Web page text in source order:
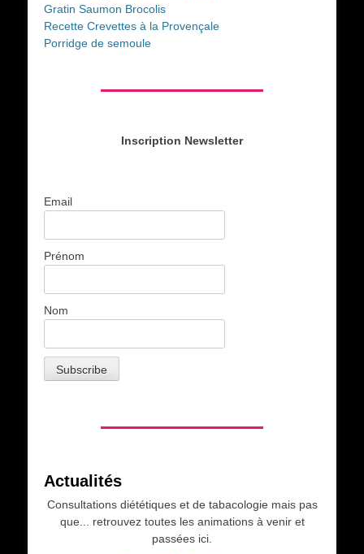
Gratin Saumon Brocolis
Recette Crevettes à la Provençale
Porridge de semoule
Inscription Newsletter
Email
Prénom
Nom
Actualités
Consultations diététiques et de tabacologie mais pas
que... retrouvez toutes les animations à venir et
passées ici.